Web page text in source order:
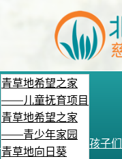
青草地希望之家
——儿童抚育项目
青草地希望之家
——青少年家园
青草地向日葵
孩子们